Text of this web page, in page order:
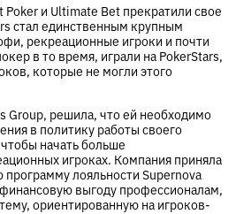
Poker и Ultimate Bet прекратили свое
стал единственным крупным
рекреационные игроки и почти
в то время, играли на PokerStars,
которые не могли этого
Group, решила, что ей необходимо
в политику работы своего
начать больше
игроках. Компания приняла
лояльности Supernova
выгоду профессионалам,
ориентированную на игроков-